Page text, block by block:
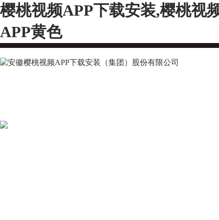
樱桃视频APP下载安装,樱桃视
APP黄色